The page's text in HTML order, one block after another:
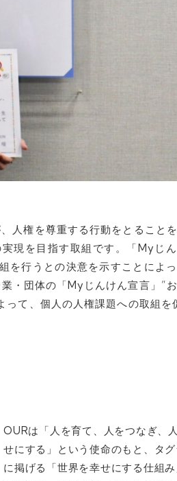
人権を尊重する行動をとること
現を目指す取組です。「Myじ
を行うとの決意を示すことによ
・団体の「Myじんけん宣言」”
て、個人の人権課題への取組を
OURは「人を育て、人をつなぎ、
せにする」という使命のもと、タ
に掲げる「世界を幸せにする仕組